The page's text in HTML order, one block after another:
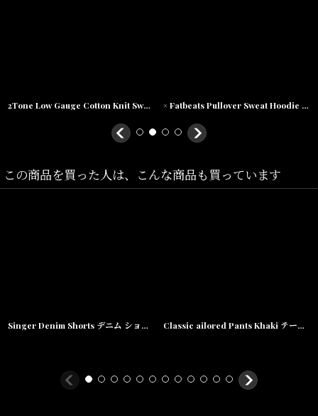
下:73cm,裾幅:25cm)
素材/表地 ポリエステル65％ レーヨン 35％ 別布 ポリエステル65％
コットン35％
2Tone Low Gauge Cotton Knit Sweater 2トーン ローゲージ ニット セーター × Fatbeats Pullover Sweat Hoodie ファットビーツ プルオーバー スウェット パーカー
この商品を買った人は、こんな商品も買っています
Singer Denim Shorts デニム ショーツ Classic ailored Pants Khaki テーラード パンツ センタープレス スラックス